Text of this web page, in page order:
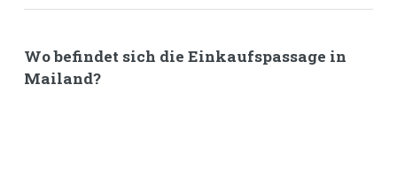
Wo befindet sich die Einkaufspassage in
Mailand?